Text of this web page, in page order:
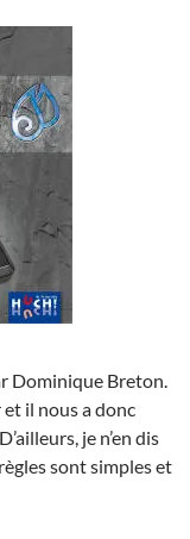
Dominique Breton.
il nous a donc
je n’en dis
sont simples et